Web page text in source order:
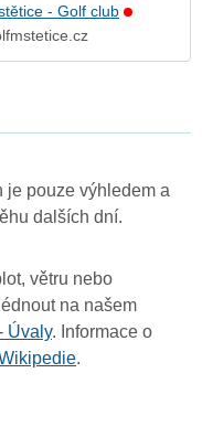
- Golf club
je pouze výhledem a
dalších dní.
větru nebo
na našem
Úvaly. Informace o
.